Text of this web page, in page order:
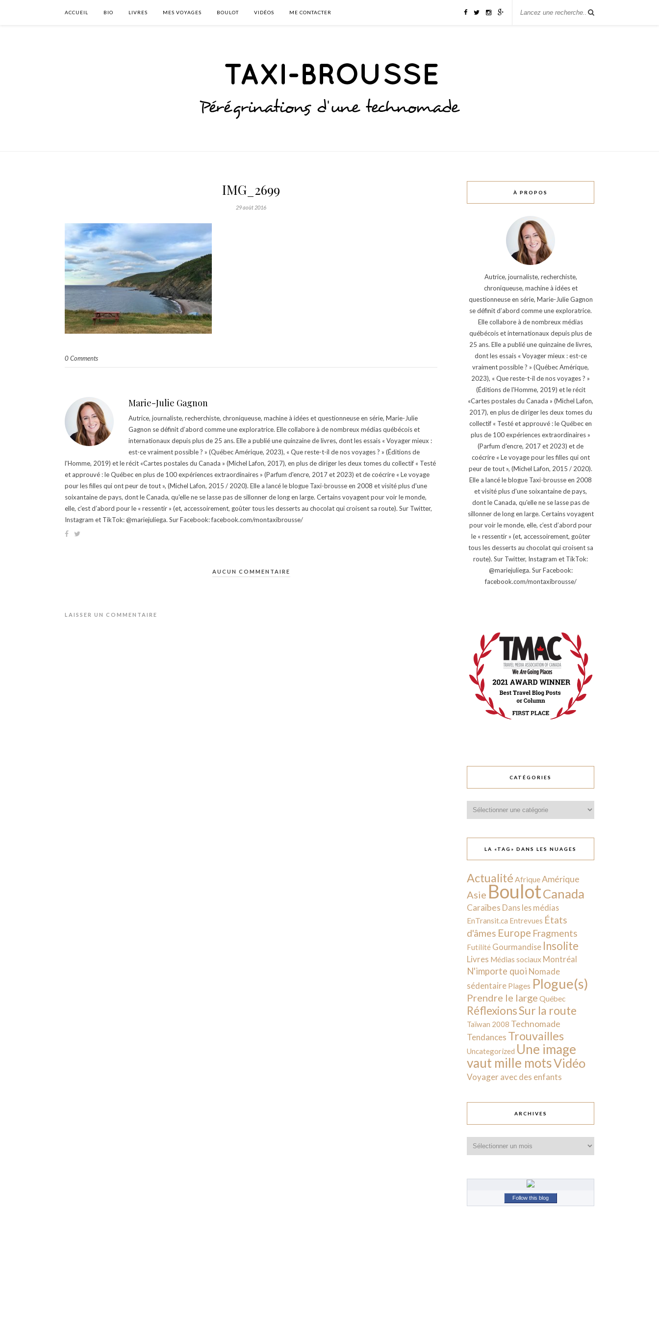
ACCUEIL BIO LIVRES MES VOYAGES BOULOT VIDÉOS ME CONTACTER
IMG_2699
29 août 2016
0 Comments
Marie-Julie Gagnon
Autrice, journaliste, recherchiste, chroniqueuse, machine à idées et questionneuse en série, Marie-Julie
Gagnon se définit d’abord comme une exploratrice. Elle collabore à de nombreux médias québécois et
internationaux depuis plus de 25 ans. Elle a publié une quinzaine de livres, dont les essais « Voyager mieux :
est-ce vraiment possible ? » (Québec Amérique, 2023), « Que reste-t-il de nos voyages ? » (Éditions de
l'Homme, 2019) et le récit «Cartes postales du Canada » (Michel Lafon, 2017), en plus de diriger les deux tomes du collectif « Testé
et approuvé : le Québec en plus de 100 expériences extraordinaires » (Parfum d'encre, 2017 et 2023) et de coécrire « Le voyage
pour les filles qui ont peur de tout », (Michel Lafon, 2015 / 2020). Elle a lancé le blogue Taxi-brousse en 2008 et visité plus d'une
soixantaine de pays, dont le Canada, qu'elle ne se lasse pas de sillonner de long en large. Certains voyagent pour voir le monde,
elle, c’est d’abord pour le « ressentir » (et, accessoirement, goûter tous les desserts au chocolat qui croisent sa route). Sur Twitter,
Instagram et TikTok: @mariejuliega. Sur Facebook: facebook.com/montaxibrousse/
AUCUN COMMENTAIRE
LAISSER UN COMMENTAIRE
À PROPOS
Autrice, journaliste, recherchiste,
chroniqueuse, machine à idées et
questionneuse en série, Marie-Julie Gagnon
se définit d’abord comme une exploratrice.
Elle collabore à de nombreux médias
québécois et internationaux depuis plus de
25 ans. Elle a publié une quinzaine de livres,
dont les essais « Voyager mieux : est-ce
vraiment possible ? » (Québec Amérique,
2023), « Que reste-t-il de nos voyages ? »
(Éditions de l'Homme, 2019) et le récit
«Cartes postales du Canada » (Michel Lafon,
2017), en plus de diriger les deux tomes du
collectif « Testé et approuvé : le Québec en
plus de 100 expériences extraordinaires »
(Parfum d'encre, 2017 et 2023) et de
coécrire « Le voyage pour les filles qui ont
peur de tout », (Michel Lafon, 2015 / 2020).
Elle a lancé le blogue Taxi-brousse en 2008
et visité plus d'une soixantaine de pays,
dont le Canada, qu'elle ne se lasse pas de
sillonner de long en large. Certains voyagent
pour voir le monde, elle, c’est d’abord pour
le « ressentir » (et, accessoirement, goûter
tous les desserts au chocolat qui croisent sa
route). Sur Twitter, Instagram et TikTok:
@mariejuliega. Sur Facebook:
facebook.com/montaxibrousse/
CATÉGORIES
LA «TAG» DANS LES NUAGES
Actualité AfriqueAmérique
Asie BoulotCanada
Caraïbes Dans les médias
EnTransit.ca Entrevues États
d'âmes Europe Fragments
Futilité Gourmandise Insolite
Livres Médias sociaux Montréal
N'importe quoi Nomade
sédentaire Plages Plogue(s)
Prendre le large Québec
RéflexionsSur la route
Taïwan 2008 Technomade
Tendances Trouvailles
Uncategorized Une image
vaut mille motsVidéo
Voyager avec des enfants
ARCHIVES
Follow this blog